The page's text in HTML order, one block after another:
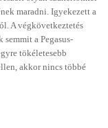
maradni. Igyekezett a
A végkövetkeztetés
semmit a Pegasus-
tökéletesebb
akkor nincs többé